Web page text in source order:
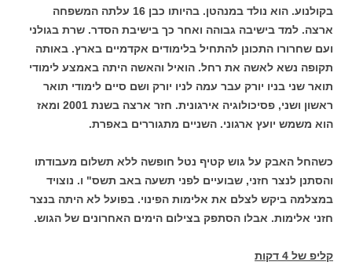
בקולנוע. הוא נולד במנהטן. בהיותו כבן 16 עלתה המשפחה
ארצה. למד בישיבה גבוהה ואחר כך בישיבת הסדר. שרת בגולני
ועם שחרורו התכונן להתחיל בלימודים אקדמיים בארץ. באותה
תקופה נשא לאשה את רחל. הואיל והאשה היתה באמצע לימודי
תואר שני בניו יורק עבר עמה לניו יורק ושם סיים לימודי תואר
ראשון ושני, פסיכולוגיה אירגונית. חזר ארצה בשנת 2001 ומאז
הוא משמש יועץ ארגוני. השניים מתגוררים באפרת.
כשהחל האבק על גוש קטיף נטל חופשה ללא תשלום מעבודתו
והסתנן לנצר חזני, שבועיים לפני תשעה באב תשס" ו. נוצויד
במצלמה ביקש לצלם את אלימות הפינוי. בפועל לא היתה בנצר
חזני אלימות. אבלו הסתפק בצילום הימים האחרונים של הגוש.
קליפ של 4 דקות